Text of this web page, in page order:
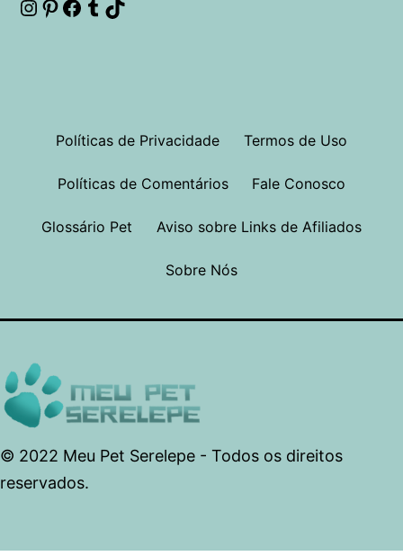
Instagram
Pinterest
Facebook
Tumblr
Políticas de Privacidade Termos de Uso
Políticas de Comentários Fale Conosco
Glossário Pet Aviso sobre Links de Afiliados
Sobre Nós
© 2022 Meu Pet Serelepe - Todos os direitos
reservados.